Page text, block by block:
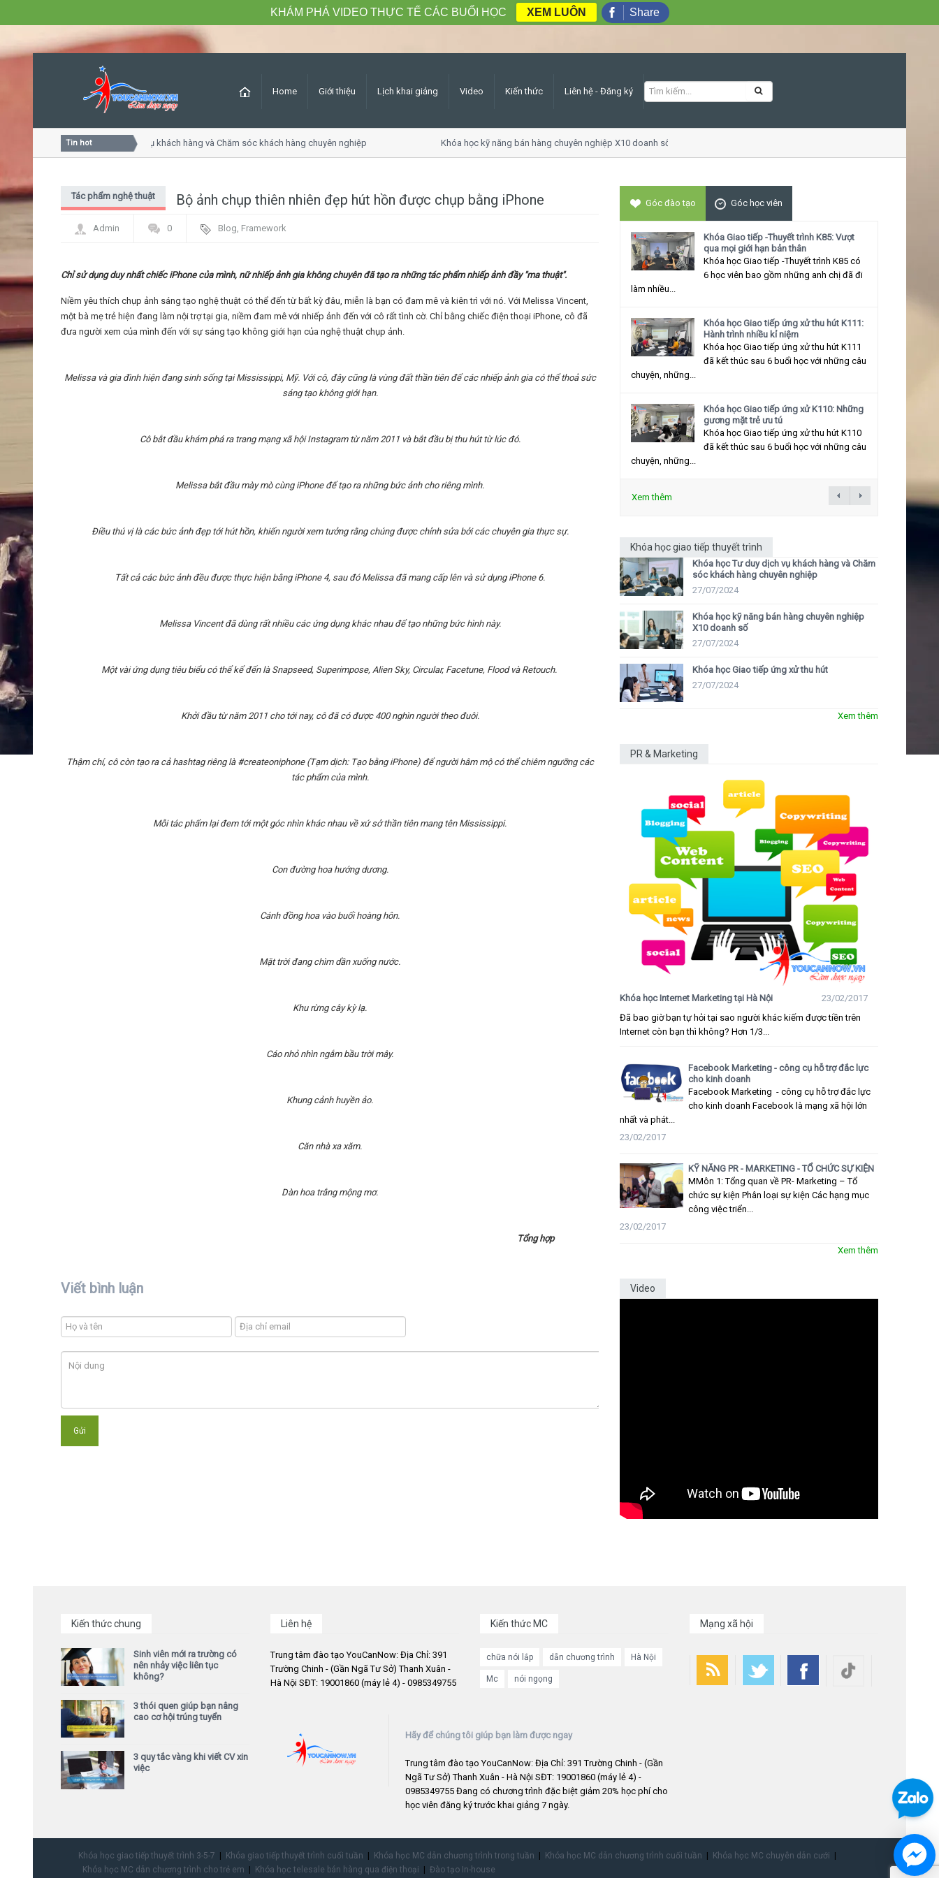
Home Giới thiệu Lịch khai giảng Video Kiến thức Liên hệ - Đăng ký
Tin hot
Khóa học Tư duy dịch vụ khách hàng và Chăm sóc khách hàng chuyên nghiệp Khóa học kỹ năng bán hàng chuyên nghiệp X10 doanh số
Bộ ảnh chụp thiên nhiên đẹp hút hồn được chụp bằng iPhone
Tác phẩm nghệ thuật
Admin 0 Blog, Framework
Chỉ sử dụng duy nhất chiếc iPhone của mình, nữ nhiếp ảnh gia không chuyên đã tạo ra những tác phẩm nhiếp ảnh đầy "ma thuật".
Niềm yêu thích chụp ảnh sáng tạo nghệ thuật có thể đến từ bất kỳ đâu, miễn là bạn có đam mê và kiên trì với nó. Với Melissa Vincent,
một bà mẹ trẻ hiện đang làm nội trợ tại gia, niềm đam mê với nhiếp ảnh đến với cô rất tình cờ. Chỉ bằng chiếc điện thoại iPhone, cô đã
đưa người xem của mình đến với sự sáng tạo không giới hạn của nghệ thuật chụp ảnh.
Melissa và gia đình hiện đang sinh sống tại Mississippi, Mỹ. Với cô, đây cũng là vùng đất thần tiên để các nhiếp ảnh gia có thể thoả sức
sáng tạo không giới hạn.
Cô bắt đầu khám phá ra trang mạng xã hội Instagram từ năm 2011 và bắt đầu bị thu hút từ lúc đó.
Melissa bắt đầu mày mò cùng iPhone để tạo ra những bức ảnh cho riêng mình.
Điều thú vị là các bức ảnh đẹp tới hút hồn, khiến người xem tưởng rằng chúng được chỉnh sửa bởi các chuyên gia thực sự.
Tất cả các bức ảnh đều được thực hiện bằng iPhone 4, sau đó Melissa đã mang cấp lên và sử dụng iPhone 6.
Melissa Vincent đã dùng rất nhiều các ứng dụng khác nhau để tạo những bức hình này.
Một vài ứng dụng tiêu biểu có thể kể đến là Snapseed, Superimpose, Alien Sky, Circular, Facetune, Flood và Retouch.
Khởi đầu từ năm 2011 cho tới nay, cô đã có được 400 nghìn người theo đuôi.
Thậm chí, cô còn tạo ra cả hashtag riêng là #createoniphone (Tạm dịch: Tạo bằng iPhone) để người hâm mộ có thể chiêm ngưỡng các
tác phẩm của mình.
Mỗi tác phẩm lại đem tới một góc nhìn khác nhau về xứ sở thần tiên mang tên Mississippi.
Con đường hoa hướng dương.
Cánh đồng hoa vào buổi hoàng hôn.
Mặt trời đang chìm dần xuống nước.
Khu rừng cây kỳ lạ.
Cáo nhỏ nhìn ngắm bầu trời mây.
Khung cảnh huyền ảo.
Căn nhà xa xăm.
Dàn hoa trắng mộng mơ.
Tổng hợp
Viết bình luận
Góc đào tạo Góc học viên
Khóa Giao tiếp -Thuyết trình K85: Vượt
qua mọi giới hạn bản thân
Khóa học Giao tiếp -Thuyết trình K85 có
6 học viên bao gồm những anh chị đã đi
làm nhiều...
Khóa học Giao tiếp ứng xử thu hút K111:
Hành trình nhiều kỉ niệm
Khóa học Giao tiếp ứng xử thu hút K111
đã kết thúc sau 6 buổi học với những câu
chuyện, những...
Khóa học Giao tiếp ứng xử K110: Những
gương mặt trẻ ưu tú
Khóa học Giao tiếp ứng xử thu hút K110
đã kết thúc sau 6 buổi học với những câu
chuyện, những...
Xem thêm
Khóa học giao tiếp thuyết trình
Khóa học Tư duy dịch vụ khách hàng và Chăm
sóc khách hàng chuyên nghiệp
27/07/2024
Khóa học kỹ năng bán hàng chuyên nghiệp
X10 doanh số
27/07/2024
Khóa học Giao tiếp ứng xử thu hút
27/07/2024
Xem thêm
PR & Marketing
Khóa học Internet Marketing tại Hà Nội
23/02/2017
Đã bao giờ bạn tự hỏi tại sao người khác kiếm được tiền trên
Internet còn bạn thì không? Hơn 1/3...
Facebook Marketing - công cụ hỗ trợ đắc lực
cho kinh doanh
Facebook Marketing - công cụ hỗ trợ đắc lực
cho kinh doanh Facebook là mạng xã hội lớn
nhất và phát...
23/02/2017
KỸ NĂNG PR - MARKETING - TỔ CHỨC SỰ KIỆN
MMôn 1: Tổng quan về PR- Marketing – Tổ
chức sự kiện Phân loại sự kiện Các hạng mục
công việc triển...
23/02/2017
Xem thêm
Video
Kiến thức chung
Sinh viên mới ra trường có
nên nhảy việc liên tục
không?
3 thói quen giúp bạn nâng
cao cơ hội trúng tuyển
3 quy tắc vàng khi viết CV xin
việc
Liên hệ
Trung tâm đào tạo YouCanNow: Địa Chỉ: 391
Trường Chinh - (Gần Ngã Tư Sở) Thanh Xuân -
Hà Nội SĐT: 19001860 (máy lẻ 4) - 0985349755
Kiến thức MC
chữa nói lắp dẫn chương trình Hà Nội
Mc nói ngọng
Mạng xã hội
Hãy để chúng tôi giúp bạn làm được ngay
Trung tâm đào tạo YouCanNow: Địa Chỉ: 391 Trường Chinh - (Gần
Ngã Tư Sở) Thanh Xuân - Hà Nội SĐT: 19001860 (máy lẻ 4) -
0985349755 Đang có chương trình đặc biệt giảm 20% học phí cho
học viên đăng ký trước khai giảng 7 ngày.
Khóa học giao tiếp thuyết trình 3-5-7 Khóa giao tiếp thuyết trình cuối tuần Khóa học MC dẫn chương trình trong tuần Khóa học MC dẫn chương trình cuối tuần
Khóa học MC chuyên dẫn cưới
Khóa học MC dẫn chương trình cho trẻ em
Khóa học telesale bán hàng qua điện thoại Đào tạo In-house
KHÁM PHÁ VIDEO THỰC TẾ CÁC BUỔI HỌC XEM LUÔN Share